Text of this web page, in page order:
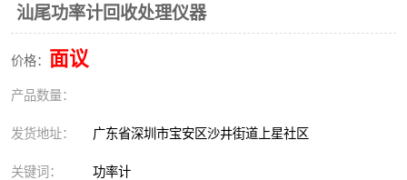
汕尾功率计回收处理仪器
价格： 面议
产品数量：
发货地址： 广东省深圳市宝安区沙井街道上星社区
关键词： 功率计